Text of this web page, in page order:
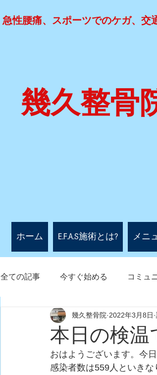
急性腰痛、スポーツでのケガ、
幾久整骨
ホーム E.F.A.S施術とは? メニ
全ての記事 今すぐ始める コミュ
本日の検温
幾久整骨院 2022年3月8日
おはようございます。今
感染者数は559人といき